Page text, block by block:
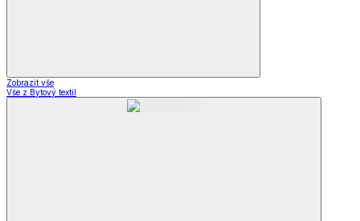
Zobrazit vše
Vše z Bytový textil